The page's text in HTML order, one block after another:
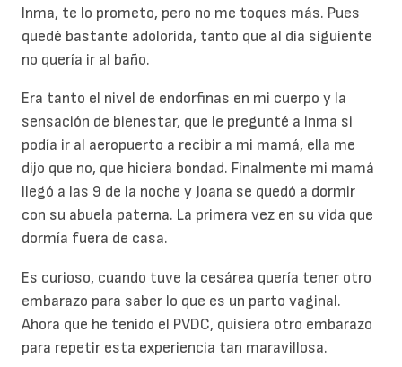
Inma, te lo prometo, pero no me toques más. Pues
quedé bastante adolorida, tanto que al día siguiente
no quería ir al baño.
Era tanto el nivel de endorfinas en mi cuerpo y la
sensación de bienestar, que le pregunté a Inma si
podía ir al aeropuerto a recibir a mi mamá, ella me
dijo que no, que hiciera bondad. Finalmente mi mamá
llegó a las 9 de la noche y Joana se quedó a dormir
con su abuela paterna. La primera vez en su vida que
dormía fuera de casa.
Es curioso, cuando tuve la cesárea quería tener otro
embarazo para saber lo que es un parto vaginal.
Ahora que he tenido el PVDC, quisiera otro embarazo
para repetir esta experiencia tan maravillosa.